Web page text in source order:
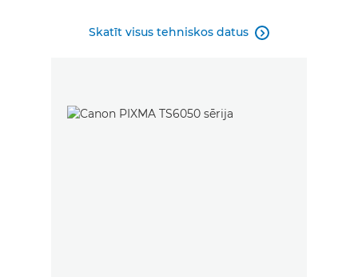
Skatīt visus tehniskos datus 